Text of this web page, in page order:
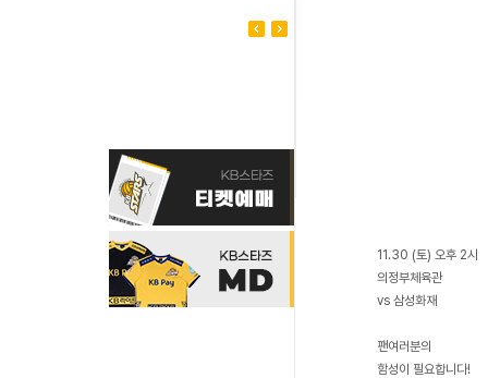
11.30 (토) 오후 2시
의정부체육관
vs 삼성화재
팬여러분의
함성이 필요합니다!